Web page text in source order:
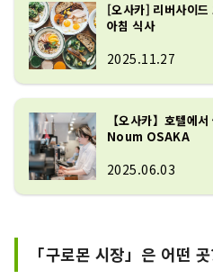
[오사카] 리버사이
아침 식사
2025.11.27
【오사카】호텔에
Noum OSAKA
2025.06.03
「구로몬 시장」은 어떤